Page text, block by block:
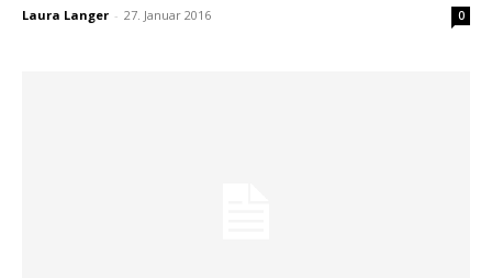
Laura Langer - 27. Januar 2016 0